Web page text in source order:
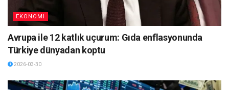
EKONOMI
Avrupa ile 12 katlık uçurum: Gıda enflasyonunda
Türkiye dünyadan koptu
2026-03-30